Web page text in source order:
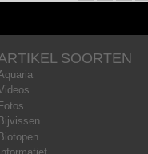
SOORTEN
Bijvissen